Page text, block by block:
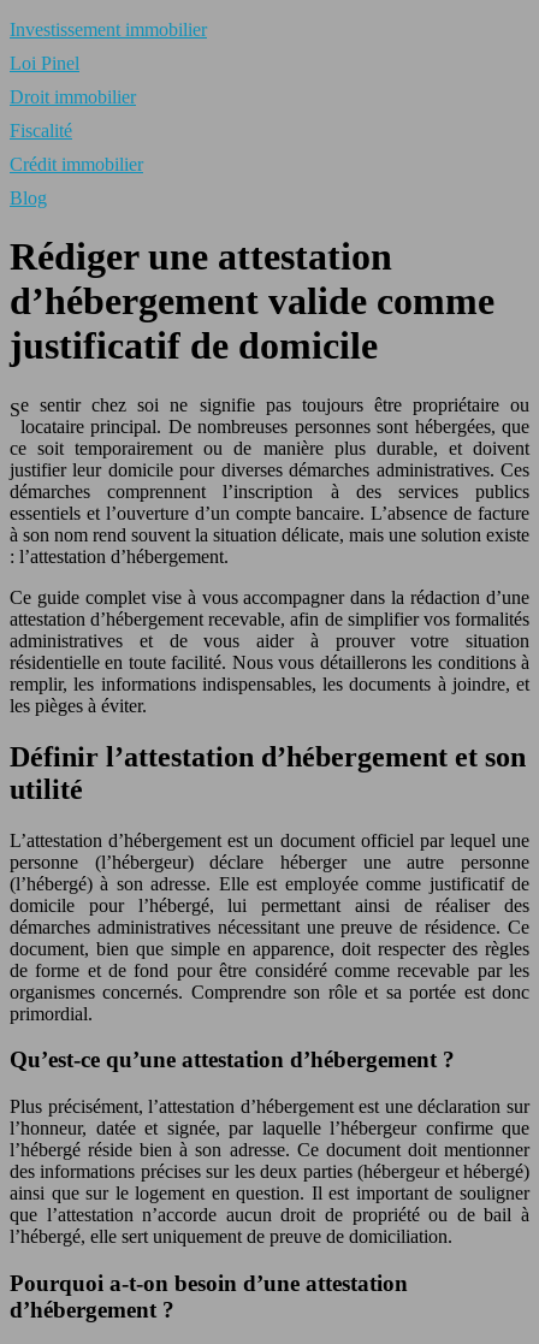
Investissement immobilier
Loi Pinel
Droit immobilier
Fiscalité
Crédit immobilier
Blog
Rédiger une attestation
d’hébergement valide comme
justificatif de domicile
Se sentir chez soi ne signifie pas toujours être propriétaire ou
locataire principal. De nombreuses personnes sont hébergées, que
ce soit temporairement ou de manière plus durable, et doivent
justifier leur domicile pour diverses démarches administratives. Ces
démarches comprennent l’inscription à des services publics
essentiels et l’ouverture d’un compte bancaire. L’absence de facture
à son nom rend souvent la situation délicate, mais une solution existe
: l’attestation d’hébergement.
Ce guide complet vise à vous accompagner dans la rédaction d’une
attestation d’hébergement recevable, afin de simplifier vos formalités
administratives et de vous aider à prouver votre situation
résidentielle en toute facilité. Nous vous détaillerons les conditions à
remplir, les informations indispensables, les documents à joindre, et
les pièges à éviter.
Définir l’attestation d’hébergement et son
utilité
L’attestation d’hébergement est un document officiel par lequel une
personne (l’hébergeur) déclare héberger une autre personne
(l’hébergé) à son adresse. Elle est employée comme justificatif de
domicile pour l’hébergé, lui permettant ainsi de réaliser des
démarches administratives nécessitant une preuve de résidence. Ce
document, bien que simple en apparence, doit respecter des règles
de forme et de fond pour être considéré comme recevable par les
organismes concernés. Comprendre son rôle et sa portée est donc
primordial.
Qu’est-ce qu’une attestation d’hébergement ?
Plus précisément, l’attestation d’hébergement est une déclaration sur
l’honneur, datée et signée, par laquelle l’hébergeur confirme que
l’hébergé réside bien à son adresse. Ce document doit mentionner
des informations précises sur les deux parties (hébergeur et hébergé)
ainsi que sur le logement en question. Il est important de souligner
que l’attestation n’accorde aucun droit de propriété ou de bail à
l’hébergé, elle sert uniquement de preuve de domiciliation.
Pourquoi a-t-on besoin d’une attestation
d’hébergement ?